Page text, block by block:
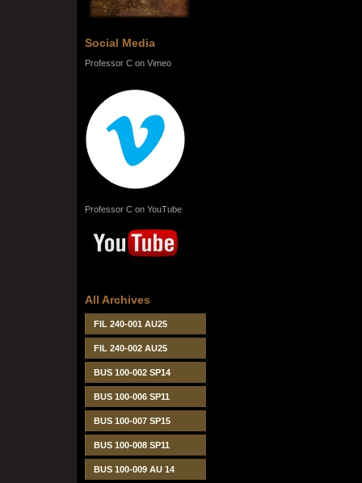
Social Media
Professor C on Vimeo
Professor C on YouTube
All Archives
FIL 240-001 AU25
FIL 240-002 AU25
BUS 100-002 SP14
BUS 100-006 SP11
BUS 100-007 SP15
BUS 100-008 SP11
BUS 100-009 AU 14